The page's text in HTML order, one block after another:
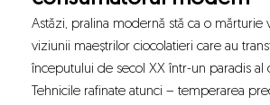
Astăzi, pralina modernă stă ca o mărturie
viziunii maeștrilor ciocolatieri care au
începutului de secol XX într-un paradis al
Tehnicile rafinate atunci – temperarea